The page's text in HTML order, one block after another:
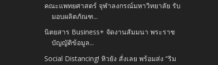
คณะแพทยศาสตร์ จุฬาลงกรณ์มหาวิทยาลัย รับ
มอบผลิตภัณฑ...
นิตยสาร Business+ จัดงานสัมมนา พระราช
บัญญัติข้อมูล...
Social Distancing! หิวยัง สั่งเลย พร้อมส่ง “ริม